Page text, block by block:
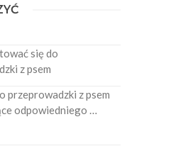
się do
z psem
przeprowadzki z psem
odpowiedniego …